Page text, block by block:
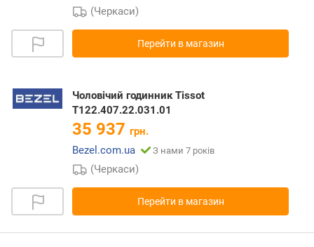
(Черкаси)
Перейти в магазин
Чоловічий годинник Tissot
T122.407.22.031.01
35 937 грн.
Bezel.com.ua
З нами 7 років
(Черкаси)
Перейти в магазин